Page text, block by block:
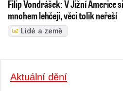
Filip Vondrášek: V Jižní Americe
mnohem lehčeji, věci tolik neřeší
Lidé a země
Aktuální dění